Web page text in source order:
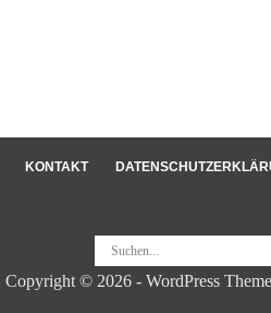
KON­TAKT
Copyright © 2026 - WordPress